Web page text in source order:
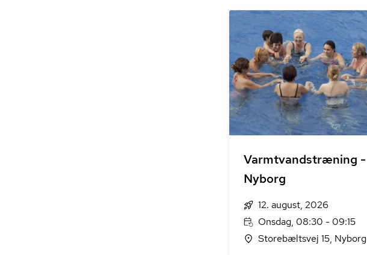
Varmtvandstræning -
Nyborg
12. august, 2026
Onsdag, 08:30 - 09:15
Storebæltsvej 15, Nyborg